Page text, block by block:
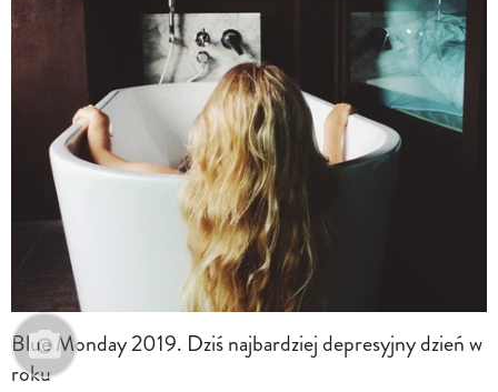
Blue Monday 2019. Dziś najbardziej depresyjny dzień w
roku